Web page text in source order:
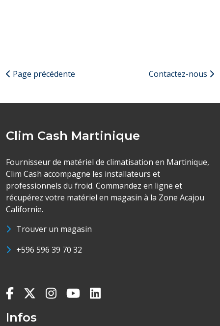
Page précédente Contactez-nous
Clim Cash Martinique
Fournisseur de matériel de climatisation en Martinique,
Clim Cash accompagne les installateurs et
professionnels du froid. Commandez en ligne et
récupérez votre matériel en magasin à la Zone Acajou
Californie.
Trouver un magasin
+596 596 39 70 32
Infos